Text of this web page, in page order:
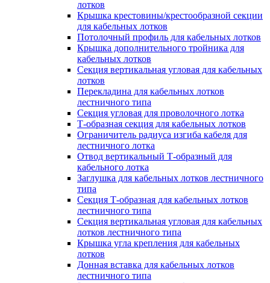
лотков
Крышка крестовины/крестообразной секции
для кабельных лотков
Потолочный профиль для кабельных лотков
Крышка дополнительного тройника для
кабельных лотков
Секция вертикальная угловая для кабельных
лотков
Перекладина для кабельных лотков
лестничного типа
Секция угловая для проволочного лотка
Т-образная секция для кабельных лотков
Ограничитель радиуса изгиба кабеля для
лестничного лотка
Отвод вертикальный Т-образный для
кабельного лотка
Заглушка для кабельных лотков лестничного
типа
Секция Т-образная для кабельных лотков
лестничного типа
Секция вертикальная угловая для кабельных
лотков лестничного типа
Крышка угла крепления для кабельных
лотков
Донная вставка для кабельных лотков
лестничного типа